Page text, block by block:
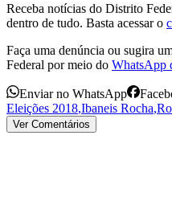
Receba notícias do Distrito
dentro de tudo. Basta acessar o
Faça uma denúncia ou sugira
Federal por meio do WhatsApp
Enviar no WhatsApp
Eleições 2018,Ibaneis Rocha,
Ver Comentários